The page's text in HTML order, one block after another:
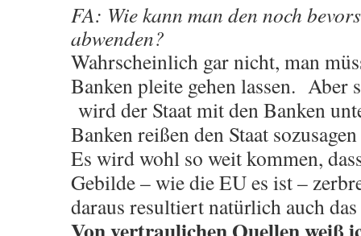
FA: Wie kann man den noch
abwenden?
Wahrscheinlich gar nicht, man
Banken pleite gehen lassen. Aber
wird der Staat mit den Banken
Banken reißen den Staat
Es wird wohl so weit kommen,
Gebilde – wie die EU es ist –
daraus resultiert natürlich auch